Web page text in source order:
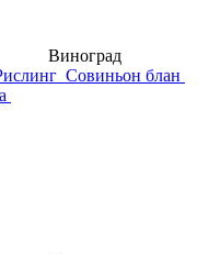
Виноград
Совиньон блан